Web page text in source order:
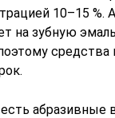
10–15 %.
на зубную
есть абразивные